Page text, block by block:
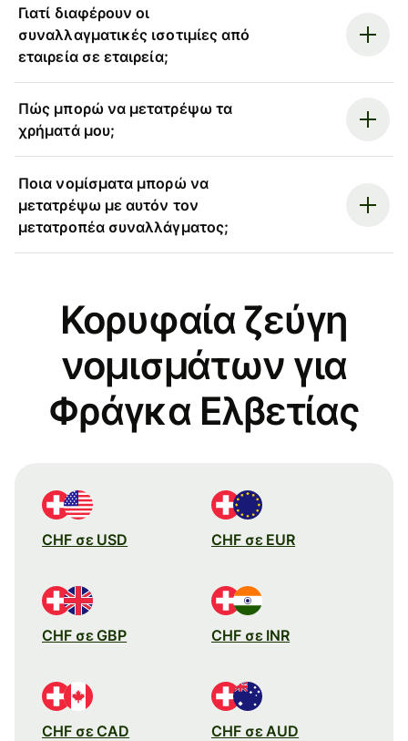
Γιατί διαφέρουν οι
συναλλαγματικές ισοτιμίες από
εταιρεία σε εταιρεία;
Πώς μπορώ να μετατρέψω τα
χρήματά μου;
Ποια νομίσματα μπορώ να
μετατρέψω με αυτόν τον
μετατροπέα συναλλάγματος;
Κορυφαία ζεύγη
νομισμάτων για
Φράγκα Ελβετίας
CHF σε USD CHF σε EUR
CHF σε GBP CHF σε INR
CHF σε CAD CHF σε AUD